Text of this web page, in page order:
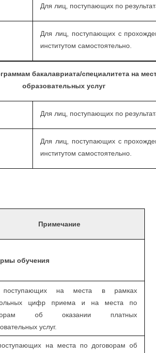
Для лиц, поступающих по
Для лиц, поступающих с
институтом самостоятельно.
бакалавриата/специалитета на
образовательных услуг
Для лиц, поступающих по
Для лиц, поступающих с
институтом самостоятельно.
Примечание
обучения
на места в рамках
цифр приема и на места по
об оказании платных
услуг.
на места по договорам об